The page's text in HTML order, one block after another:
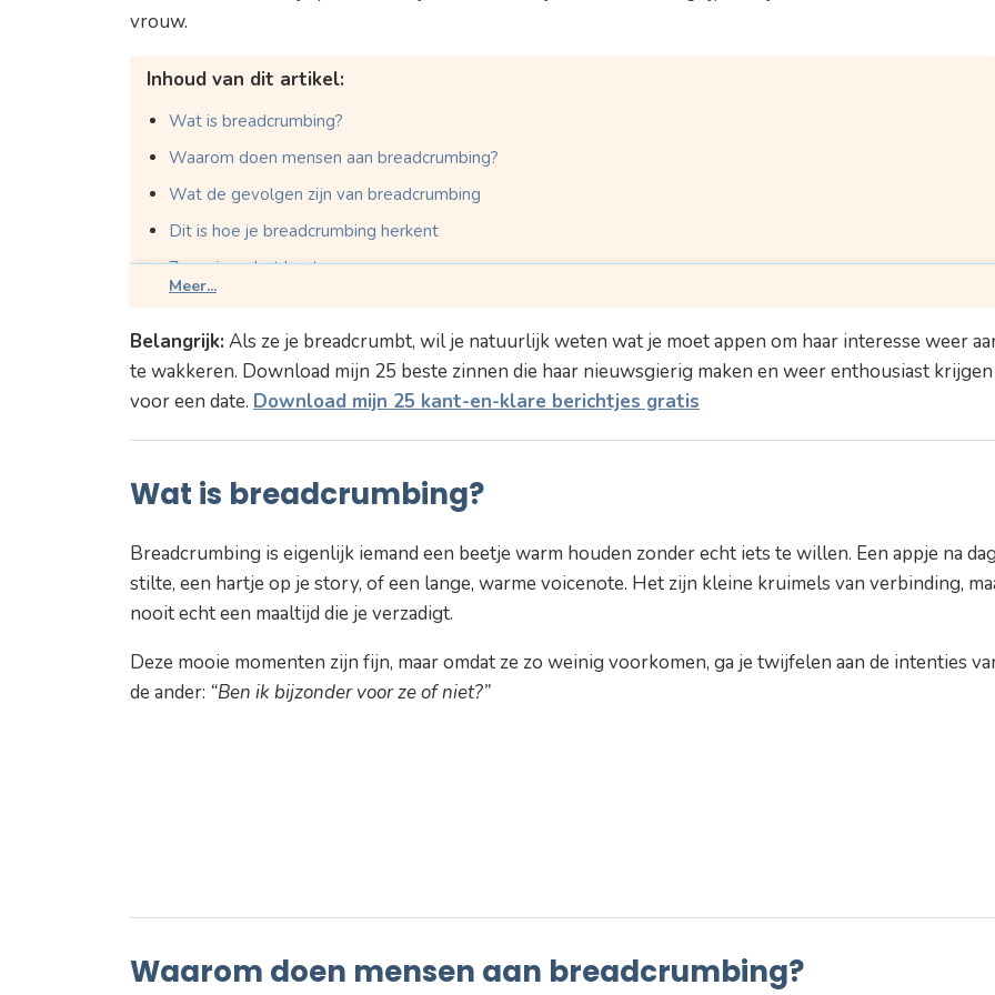
vrouw.
Inhoud van dit artikel:
Wat is breadcrumbing?
Waarom doen mensen aan breadcrumbing?
Wat de gevolgen zijn van breadcrumbing
Dit is hoe je breadcrumbing herkent
Zo ga je er het beste mee om
Hoe trek je wel vrouwen met gezonde intenties aan?
Breadcrumbing - Conclusie
Meer...
Belangrijk: Als ze je breadcrumbt, wil je natuurlijk weten wat je moet appen om haar interesse weer
te wakkeren. Download mijn 25 beste zinnen die haar nieuwsgierig maken en weer enthousiast krijgen
voor een date. Download mijn 25 kant-en-klare berichtjes gratis
Wat is breadcrumbing?
Breadcrumbing is eigenlijk iemand een beetje warm houden zonder echt iets te willen. Een appje na
stilte, een hartje op je story, of een lange, warme voicenote. Het zijn kleine kruimels van verbinding,
nooit echt een maaltijd die je verzadigt.
Deze mooie momenten zijn fijn, maar omdat ze zo weinig voorkomen, ga je twijfelen aan de intenties
de ander: “Ben ik bijzonder voor ze of niet?”
Waarom doen mensen aan breadcrumbing?